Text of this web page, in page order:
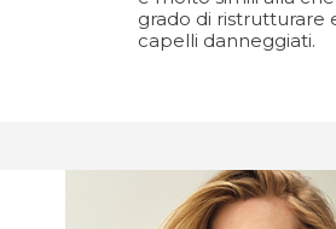
grado di ristrutturare
capelli danneggiati.